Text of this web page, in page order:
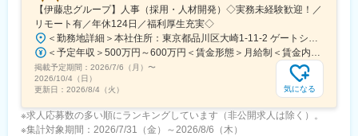
【伊藤忠グループ】人事（採用・人材開発）◇実務未経験歓迎！／
リモート有／年休124日／福利厚生充実◇
掲載予定期間： 2026/7/6（月） 〜
2026/10/4（日）
更新日： 2026/8/4（火） 気になる
※求人応募数の多い順にランキングしています（非公開求人は除く）。
※集計対象期間：2026/7/31（金）～2026/8/6（木）